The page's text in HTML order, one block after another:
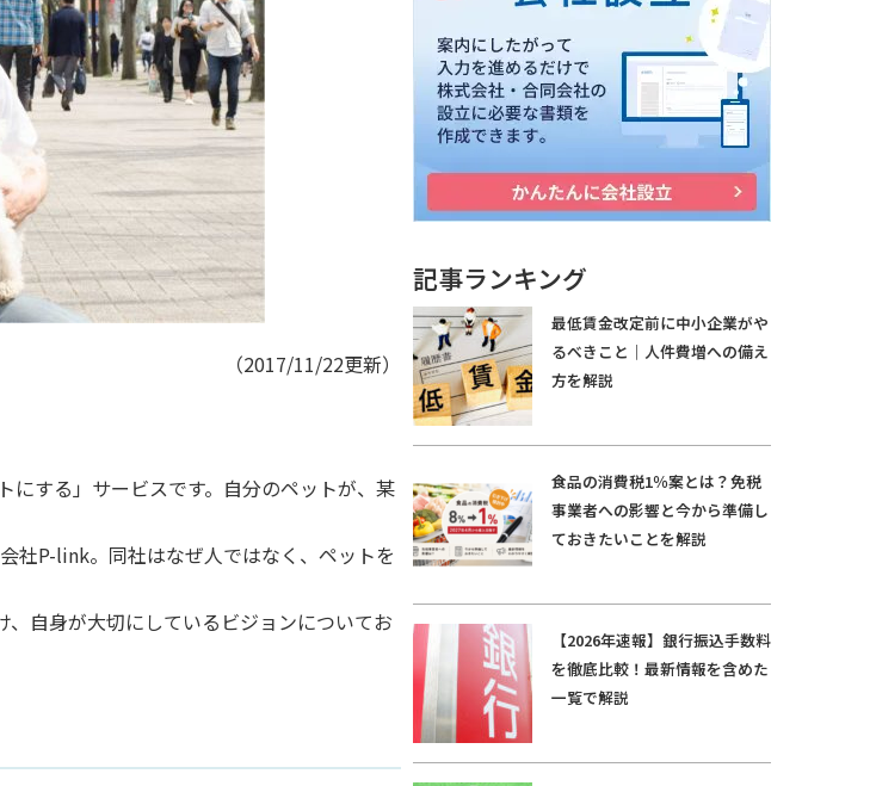
（2017/11/22更新）
にする」サービスです。自分のペットが、某
社P-link。同社はなぜ人ではなく、ペットを
自身が大切にしているビジョンについてお
記事ランキング
最低賃金改定前に中小企業がや
るべきこと｜人件費増への備え
方を解説
食品の消費税1％案とは？免税
事業者への影響と今から準備し
ておきたいことを解説
【2026年速報】銀行振込手数料
を徹底比較！最新情報を含めた
一覧で解説